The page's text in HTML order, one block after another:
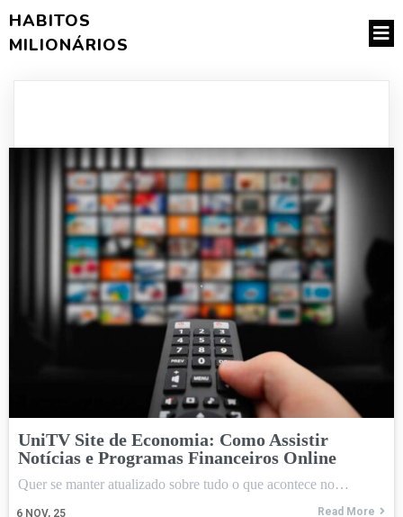
HABITOS
MILIONÁRIOS
UniTV Site de Economia: Como Assistir
Notícias e Programas Financeiros Online
6 NOV, 25
Quer se manter atualizado sobre tudo o que acontece no…
Read More